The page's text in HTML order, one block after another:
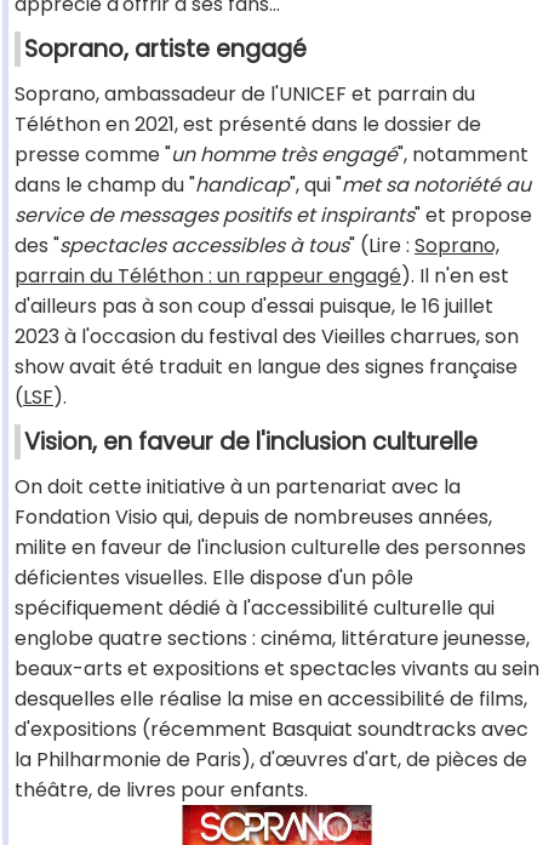
Soprano, artiste engagé
Soprano, ambassadeur de l'UNICEF et parrain du
Téléthon en 2021, est présenté dans le dossier de
presse comme "un homme très engagé", notamment
dans le champ du "handicap", qui "met sa notoriété au
service de messages positifs et inspirants" et propose
des "spectacles accessibles à tous" (Lire : Soprano,
parrain du Téléthon : un rappeur engagé). Il n'en est
d'ailleurs pas à son coup d'essai puisque, le 16 juillet
2023 à l'occasion du festival des Vieilles charrues, son
show avait été traduit en langue des signes française
(LSF).
Vision, en faveur de l'inclusion culturelle
On doit cette initiative à un partenariat avec la
Fondation Visio qui, depuis de nombreuses années,
milite en faveur de l'inclusion culturelle des personnes
déficientes visuelles. Elle dispose d'un pôle
spécifiquement dédié à l'accessibilité culturelle qui
englobe quatre sections : cinéma, littérature jeunesse,
beaux-arts et expositions et spectacles vivants au sein
desquelles elle réalise la mise en accessibilité de films,
d'expositions (récemment Basquiat soundtracks avec
la Philharmonie de Paris), d'œuvres d'art, de pièces de
théâtre, de livres pour enfants.